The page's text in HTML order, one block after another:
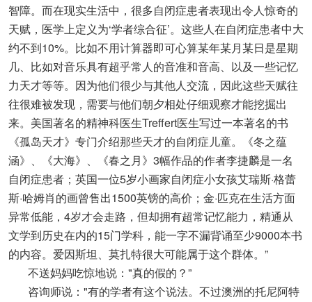
智障。而在现实生活中，很多自闭症患者表现出令人惊奇的
天赋，医学上定义为‘学者综合征’。这些人在自闭症患者中大
约不到10%。比如不用计算器即可心算某年某月某日是星期
几、比如对音乐具有超乎常人的音准和音高、以及一些记忆
力天才等等。因为他们很少与其他人交流，因此这些天赋往
往很难被发现，需要与他们朝夕相处仔细观察才能挖掘出
来。美国著名的精神科医生Treffert医生写过一本著名的书
《孤岛天才》专门介绍那些天才的自闭症儿童。《冬之蕴
涵》、《大海》、《春之月》3幅作品的作者李捷麟是一名
自闭症患者；英国一位5岁小画家自闭症小女孩艾瑞斯·格蕾
斯·哈姆肖的画曾售出1500英镑的高价；金·匹克在生活方面
异常低能，4岁才会走路，但却拥有超常记忆能力，精通从
文学到历史在内的15门学科，能一字不漏背诵至少9000本书
的内容。爱因斯坦、莫扎特很大可能属于这个群体。”
不送妈妈吃惊地说："真的假的？”
咨询师说："有的学者有这个说法。不过澳洲的托尼阿特